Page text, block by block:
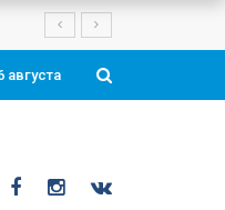
августа